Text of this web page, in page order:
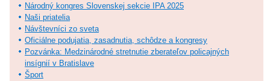
Národný kongres Slovenskej sekcie IPA 2025
Naši priatelia
Návštevníci zo sveta
Oficiálne podujatia, zasadnutia, schôdze a kongresy
Pozvánka: Medzinárodné stretnutie zberateľov policajných
insígnií v Bratislave
Šport